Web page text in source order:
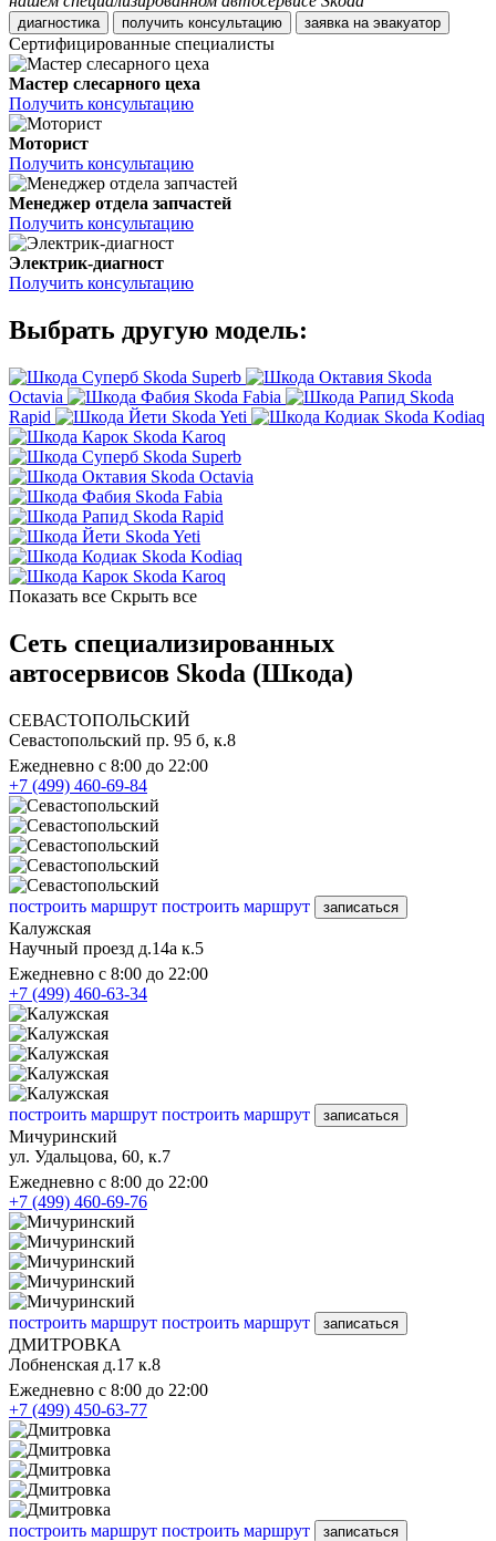
диагностика получить консультацию заявка на эвакуатор
Сертифицированные специалисты
Мастер слесарного цеха
Получить консультацию
Моторист
Получить консультацию
Менеджер отдела запчастей
Получить консультацию
Электрик-диагност
Получить консультацию
Выбрать другую модель:
Skoda Superb
Skoda
Octavia
Skoda Fabia
Skoda
Rapid
Skoda Yeti
Skoda Kodiaq
Skoda Karoq
Skoda Superb
Skoda Octavia
Skoda Fabia
Skoda Rapid
Skoda Yeti
Skoda Kodiaq
Skoda Karoq
Показать все Скрыть все
Сеть специализированных
автосервисов Skoda (Шкода)
СЕВАСТОПОЛЬСКИЙ
Севастопольский пр. 95 б, к.8
Ежедневно с 8:00 до 22:00
+7 (499) 460-69-84
построить маршрут построить маршрут записаться
Калужская
Научный проезд д.14а к.5
Ежедневно с 8:00 до 22:00
+7 (499) 460-63-34
построить маршрут построить маршрут записаться
Мичуринский
ул. Удальцова, 60, к.7
Ежедневно с 8:00 до 22:00
+7 (499) 460-69-76
построить маршрут построить маршрут записаться
ДМИТРОВКА
Лобненская д.17 к.8
Ежедневно с 8:00 до 22:00
+7 (499) 450-63-77
построить маршрут построить маршрут записаться